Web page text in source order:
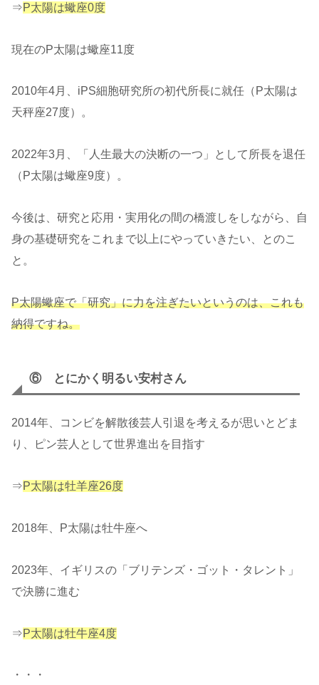
⇒P太陽は蠍座0度
現在のP太陽は蠍座11度
2010年4月、iPS細胞研究所の初代所長に就任（P太陽は
天秤座27度）。
2022年3月、「人生最大の決断の一つ」として所長を退任
（P太陽は蠍座9度）。
今後は、研究と応用・実用化の間の橋渡しをしながら、自
身の基礎研究をこれまで以上にやっていきたい、とのこ
と。
P太陽蠍座で「研究」に力を注ぎたいというのは、これも
納得ですね。
⑥ とにかく明るい安村さん
2014年、コンビを解散後芸人引退を考えるが思いとどま
り、ピン芸人として世界進出を目指す
⇒P太陽は牡羊座26度
2018年、P太陽は牡牛座へ
2023年、イギリスの「ブリテンズ・ゴット・タレント」
で決勝に進む
⇒P太陽は牡牛座4度
・・・